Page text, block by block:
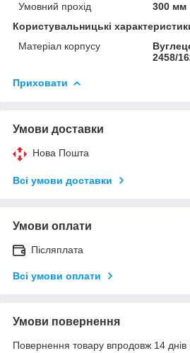
Умовний прохід
300 мм
Користувальницькі
Матеріал корпусу
2458/
Приховати
Умови доставки
Нова Пошта
Всі умови доставки
Умови оплати
Післяплата
Всі умови оплати
Умови повернення
Повернення товару впродовж 14 днів